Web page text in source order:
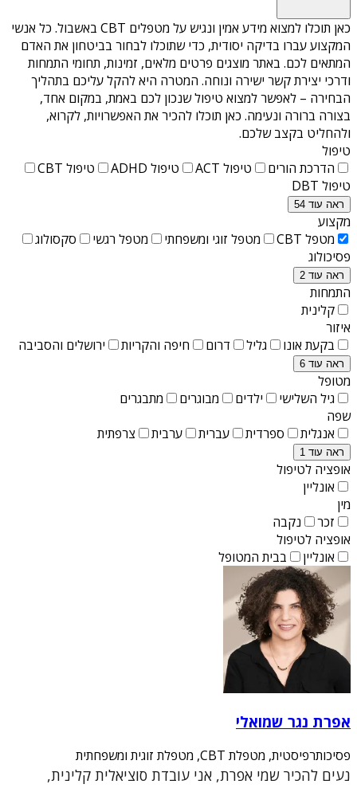
כאן תוכלו למצוא מידע אמין ונגיש על מטפלים CBT באשבול
. כל אנשי
המקצוע עברו בדיקה יסודית, כדי שתוכלו לבחור בביטחון את האדם
המתאים לכם. באתר מוצגים פרטים מלאים, זמינות, תחומי התמחות
ודרכי יצירת קשר ישירה ונוחה. המטרה היא להקל עליכם בתהליך
הבחירה – לאפשר למצוא טיפול שנכון לכם באמת, במקום אחד,
בצורה ברורה ונעימה. כאן תוכלו להכיר את האפשרויות, לקרוא,
ולהחליט בקצב שלכם.
טיפול
הדרכת הורים
טיפול ACT טיפול ADHD
טיפול CBT
טיפול DBT
ראה עוד 54
מקצוע
מטפל CBT
מטפל זוגי ומשפחתי מטפל רגשי
סקסולוג
פסיכולוג
ראה עוד 2
התמחות
קלינית
איזור
בקעת אונו
גליל דרום חיפה והקריות ירושלים והסביבה
ראה עוד 6
מטופל
גיל השלישי
ילדים מבוגרים
מתבגרים
שפה
אנגלית
ספרדית עברית ערבית צרפתית
ראה עוד 1
אופציה לטיפול
אונליין
מין
זכר
נקבה
אופציה לטיפול
אונליין
בבית המטופל
אפרת נגר שמואלי
פסיכותרפיסטית, מטפלת CBT, מטפלת זוגית ומשפחתית
נעים להכיר שמי אפרת, אני עובדת סוציאלית קלינית,